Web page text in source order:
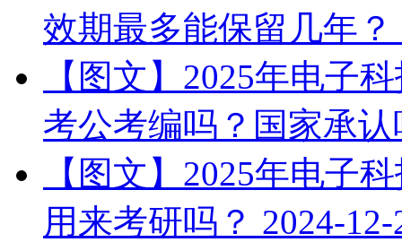
效期最多能保留几年？
【图文】2025年电子
考公考编吗？国家承认
【图文】2025年电子
用来考研吗？ 2024-12-